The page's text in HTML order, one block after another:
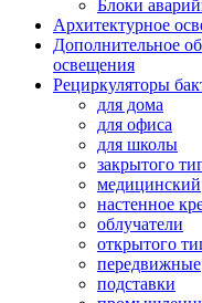
Блоки
Архитектурное
Дополнительное
освещения
Рециркуляторы
для дома
для офиса
для школы
закрытого
медицинский
настенное
облучатели
открытого
передвижные
подставки